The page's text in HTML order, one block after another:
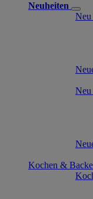
Neuheiten
Kochen &